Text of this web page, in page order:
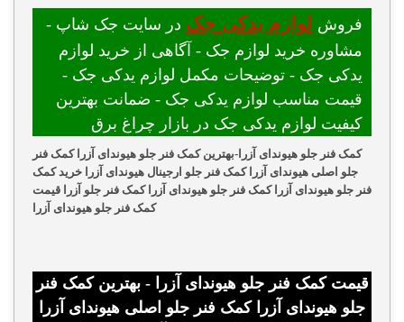
فروش لوازم یدکی جک در سایت جک شاپ -
مشاوره خرید لوازم جک - آگاهی از خرید لوازم
یدکی جک - توضیحات مکمل لوازم یدکی جک -
قیمت مناسب لوازم یدکی جک - ضمانت بهترین
کیفیت لوازم یدکی جک در بازار چراغ برق
کمک فنر جلو هیوندای آزرا-بهترین کمک فنر جلو هیوندای آزرا کمک فنر
جلو اصلی هیوندای آزرا کمک فنر جلو ارجینال هیوندای آزرا خرید کمک
فنر جلو هیوندای آزرا کمک فنر جلو هیوندای آزرا کمک فنر جلو آزرا قیمت
کمک فنر جلو هیوندای آزرا
قیمت کمک فنر جلو هیوندای آزرا - بهترین کمک فنر
جلو هیوندای آزرا کمک فنر جلو اصلی هیوندای آزرا